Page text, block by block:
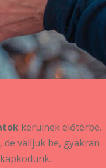
kerülnek előtérbe.
valljuk be, gyakran